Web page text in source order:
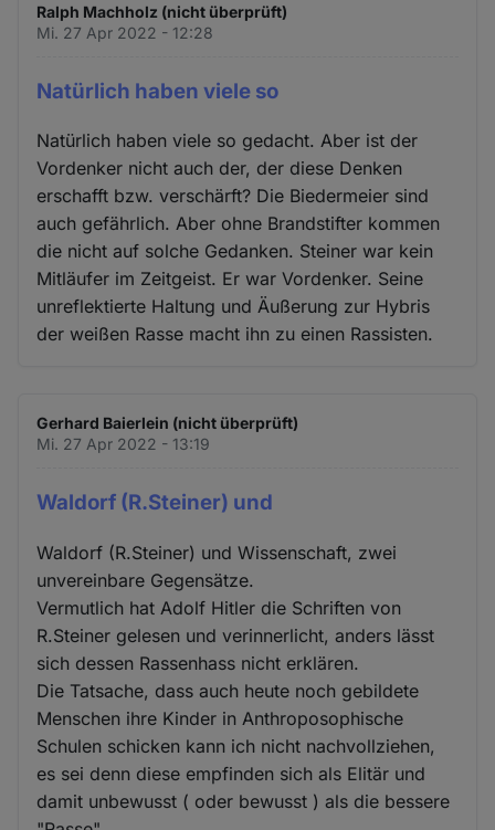
Ralph Machholz (nicht überprüft)
Mi. 27 Apr 2022 - 12:28
Natürlich haben viele so
Natürlich haben viele so gedacht. Aber ist der
Vordenker nicht auch der, der diese Denken
erschafft bzw. verschärft? Die Biedermeier sind
auch gefährlich. Aber ohne Brandstifter kommen
die nicht auf solche Gedanken. Steiner war kein
Mitläufer im Zeitgeist. Er war Vordenker. Seine
unreflektierte Haltung und Äußerung zur Hybris
der weißen Rasse macht ihn zu einen Rassisten.
Gerhard Baierlein (nicht überprüft)
Mi. 27 Apr 2022 - 13:19
Waldorf (R.Steiner) und
Waldorf (R.Steiner) und Wissenschaft, zwei
unvereinbare Gegensätze.
Vermutlich hat Adolf Hitler die Schriften von
R.Steiner gelesen und verinnerlicht, anders lässt
sich dessen Rassenhass nicht erklären.
Die Tatsache, dass auch heute noch gebildete
Menschen ihre Kinder in Anthroposophische
Schulen schicken kann ich nicht nachvollziehen,
es sei denn diese empfinden sich als Elitär und
damit unbewusst ( oder bewusst ) als die bessere